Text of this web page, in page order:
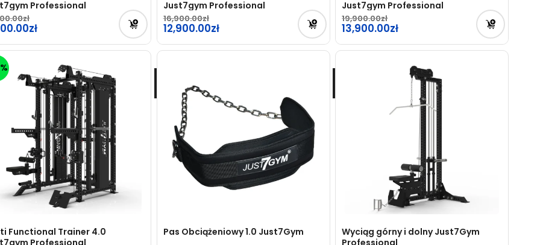
Professional
Just7gym Professional
16,900.00
Pierwotna
cena
12,900.00
Aktualna
12,900.00zł.
Just7gym Professional
19,900.00
Pierwotna
cena
13,900.00
Aktualna
Functional Trainer 4.0
Professional
Pas Obciążeniowy 1.0 Just7Gym
Wyciąg górny i dolny Just7Gym
Professional